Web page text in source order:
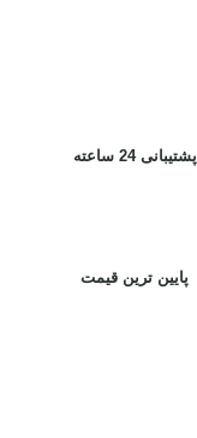
پشتیبانی 24 ساعته
پایین ترین قیمت